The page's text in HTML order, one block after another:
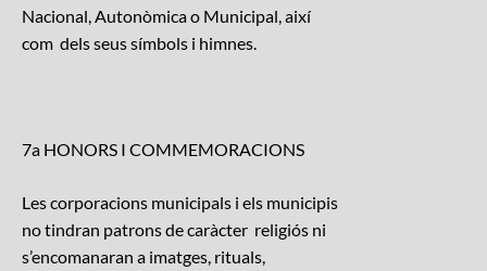
Nacional, Autonòmica o Municipal, així
com dels seus símbols i himnes.
7a HONORS I COMMEMORACIONS
Les corporacions municipals i els municipis
no tindran patrons de caràcter religiós ni
s’encomanaran a imatges, rituals,